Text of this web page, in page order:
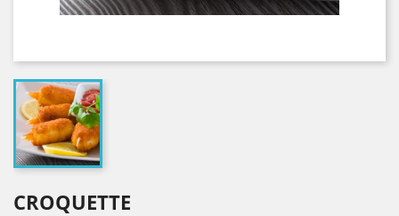
CROQUETTE